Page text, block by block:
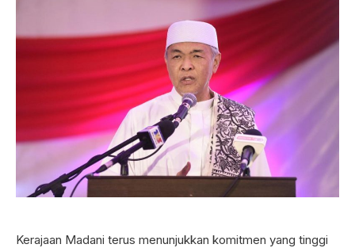
Kerajaan Madani terus menunjukkan komitmen yang tinggi